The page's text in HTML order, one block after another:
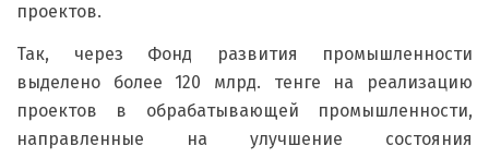
проектов.
Так, через Фонд развития промышленности
выделено более 120 млрд. тенге на реализацию
проектов в обрабатывающей промышленности,
направленные на улучшение состояния